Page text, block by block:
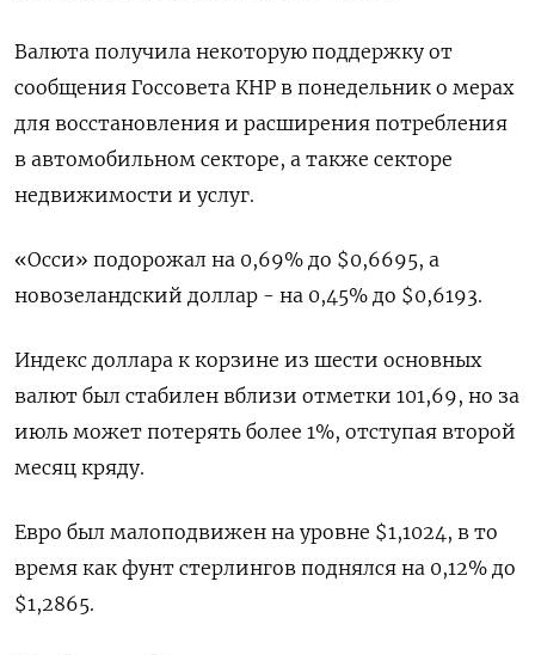
Валюта получила некоторую поддержку от
сообщения Госсовета КНР в понедельник о мерах
для восстановления и расширения потребления
в автомобильном секторе, а также секторе
недвижимости и услуг.
«Осси» подорожал на 0,69% до $0,6695, а
новозеландский доллар - на 0,45% до $0,6193.
Индекс доллара к корзине из шести основных
валют был стабилен вблизи отметки 101,69, но за
июль может потерять более 1%, отступая второй
месяц кряду.
Евро был малоподвижен на уровне $1,1024, в то
время как фунт стерлингов поднялся на 0,12% до
$1,2865​.